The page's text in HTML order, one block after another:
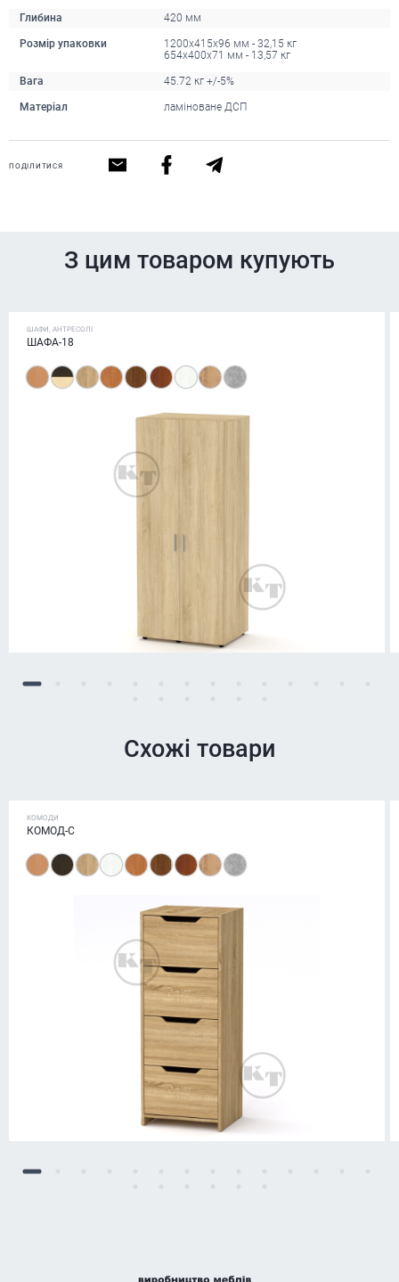
Глибина 420 мм
Розмір упаковки
1200х415х96 мм - 32,15 кг
654х400х71 мм - 13,57 кг
Вага 45.72 кг +/-5%
Матеріал ламіноване ДСП
ПОДІЛИТИСЯ
З цим товаром купують
ШАФИ, АНТРЕСОЛІ
ШАФА-18
Схожі товари
КОМОДИ
КОМОД-С